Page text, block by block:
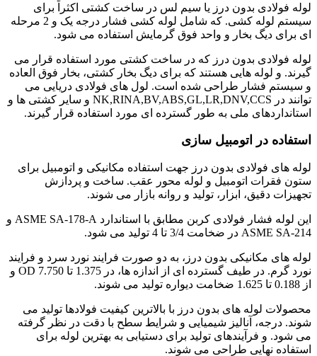
لوله فولادی بدون درز یا سیم لس در ساخت کشتی اکثراً برای
سیستم لوله کشی. که شامل لوله کشی فشار درجه یک و 2 مرحله
ای برای دیگ بخار و واحد فوق گرمایش استفاده می شود.
لوله فولادی بدون درز که در ساخت کشتی مورد استفاده قرار می
گیرند. و لوله هایی هستند که برای دیگ بخار کشتی، بخار فوق العاده
و سیستم فشار طراحی شده است. لول های فولادی دریایی می
توانند در NK,RINA,BV,ABS,GL,LR,DNV,CCS و سایر کشتی ها و
استانداردهای ملی به طور گسترده ای مورد استفاده قرار گیرند.
استفاده در اتومبیل سازی
لوله های فولادی بدون درز جهت استفاده مکانیکی و اتومبیل برای
ستون فقرات اتومبیل و لوله محور عقب. ساخت و پردازش
تجهیزات دقیق، ابزار، تولید و روانه بازار می شوند.
این لوله فشار فولادی کربن مطابق با استاندارد ASME SA-178-A و
ASME SA-214 در ضخامت 3/4 تا 4 تولید می شود.
لوله های مکانیکی بدون درز، به دو صورت فرایند نورد سرد و فرایند
نورد گرم. در طیف گسترده ای از اندازه ها، در 1.375 تا 7.750 OD و
از 0.188 تا 1.625 ضخامت دیواره تولید می شوند.
محصولات لوله های بدون درز با بالاترین کیفیت فولادها تولید می
شوند. درجه، آنالیز شیمیایی و شرایط سطح با دقت در نظر گرفته
می شود. و فرآیندهای تولید برای دستیابی به بهترین لوله برای
استفاده نهایی طراحی می شوند.